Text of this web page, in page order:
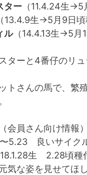
ター （11.4.24生
（13.4.9生→5月9日
ル（14.4.13生→5月
ターと4番仔のリ
トさんの馬で、繁
会員さん向け情報）
5.23 良いサイク
生 2.28頃種
気な姿を見せてほ